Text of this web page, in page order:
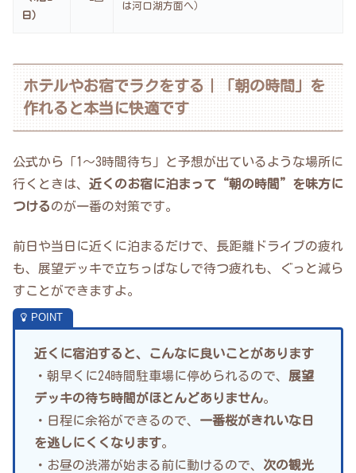
日）
は河口湖方面へ）
ホテルやお宿でラクをする｜「朝の時間」を
作れると本当に快適です
公式から「1〜3時間待ち」と予想が出ているような場所に
行くときは、 近くのお宿に泊まって“朝の時間”を味方に
つけるのが一番の対策です。
前日や当日に近くに泊まるだけで、長距離ドライブの疲れ
も、展望デッキで立ちっぱなしで待つ疲れも、ぐっと減ら
すことができますよ。
近くに宿泊すると、こんなに良いことがあります
・朝早くに24時間駐車場に停められるので、 展望
デッキの待ち時間がほとんどありません。
・日程に余裕ができるので、 一番桜がきれいな日
を逃しにくくなります。
・お昼の渋滞が始まる前に動けるので、 次の観光